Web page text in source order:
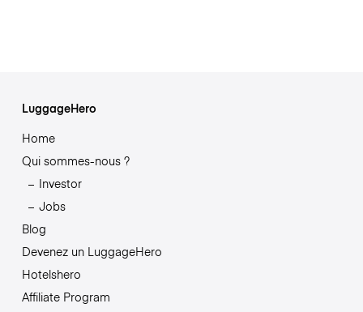
LuggageHero
Home
Qui sommes-nous ?
Investor
Jobs
Blog
Devenez un LuggageHero
Hotelshero
Affiliate Program